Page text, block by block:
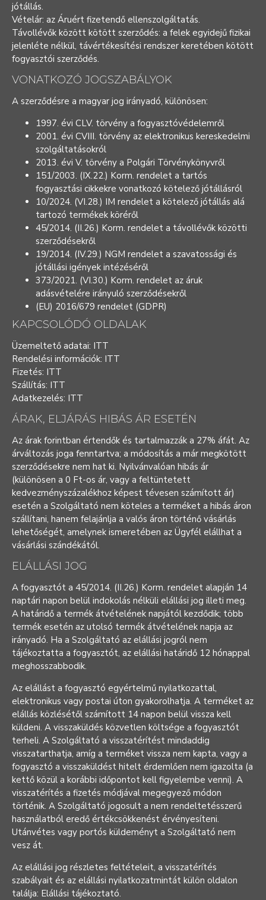
jótállás.
Vételár: az Áruért fizetendő ellenszolgáltatás.
Távollévők között kötött szerződés: a felek egyidejű fizikai
jelenléte nélkül, távértékesítési rendszer keretében kötött
fogyasztói szerződés.
VONATKOZÓ JOGSZABÁLYOK
A szerződésre a magyar jog irányadó, különösen:
1997. évi CLV. törvény a fogyasztóvédelemről
2001. évi CVIII. törvény az elektronikus kereskedelmi
szolgáltatásokról
2013. évi V. törvény a Polgári Törvénykönyvről
151/2003. (IX.22.) Korm. rendelet a tartós
fogyasztási cikkekre vonatkozó kötelező jótállásról
10/2024. (VI.28.) IM rendelet a kötelező jótállás alá
tartozó termékek köréről
45/2014. (II.26.) Korm. rendelet a távollévők közötti
szerződésekről
19/2014. (IV.29.) NGM rendelet a szavatossági és
jótállási igények intézéséről
373/2021. (VI.30.) Korm. rendelet az áruk
adásvételére irányuló szerződésekről
(EU) 2016/679 rendelet (GDPR)
KAPCSOLÓDÓ OLDALAK
Üzemeltető adatai: ITT
Rendelési információk: ITT
Fizetés: ITT
Szállítás: ITT
Adatkezelés: ITT
ÁRAK, ELJÁRÁS HIBÁS ÁR ESETÉN
Az árak forintban értendők és tartalmazzák a 27% áfát. Az
árváltozás joga fenntartva; a módosítás a már megkötött
szerződésekre nem hat ki. Nyilvánvalóan hibás ár
(különösen a 0 Ft-os ár, vagy a feltüntetett
kedvezményszázalékhoz képest tévesen számított ár)
esetén a Szolgáltató nem köteles a terméket a hibás áron
szállítani, hanem felajánlja a valós áron történő vásárlás
lehetőségét, amelynek ismeretében az Ügyfél elállhat a
vásárlási szándékától.
ELÁLLÁSI JOG
A fogyasztót a 45/2014. (II.26.) Korm. rendelet alapján 14
naptári napon belül indokolás nélküli elállási jog illeti meg.
A határidő a termék átvételének napjától kezdődik; több
termék esetén az utolsó termék átvételének napja az
irányadó. Ha a Szolgáltató az elállási jogról nem
tájékoztatta a fogyasztót, az elállási határidő 12 hónappal
meghosszabbodik.
Az elállást a fogyasztó egyértelmű nyilatkozattal,
elektronikus vagy postai úton gyakorolhatja. A terméket az
elállás közlésétől számított 14 napon belül vissza kell
küldeni. A visszaküldés közvetlen költsége a fogyasztót
terheli. A Szolgáltató a visszatérítést mindaddig
visszatarthatja, amíg a terméket vissza nem kapta, vagy a
fogyasztó a visszaküldést hitelt érdemlően nem igazolta (a
kettő közül a korábbi időpontot kell figyelembe venni). A
visszatérítés a fizetés módjával megegyező módon
történik. A Szolgáltató jogosult a nem rendeltetésszerű
használatból eredő értékcsökkenést érvényesíteni.
Utánvétes vagy portós küldeményt a Szolgáltató nem
vesz át.
Az elállási jog részletes feltételeit, a visszatérítés
szabályait és az elállási nyilatkozatmintát külön oldalon
találja: Elállási tájékoztató.